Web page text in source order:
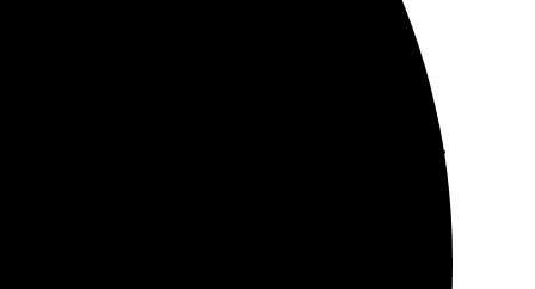
– через пару дней забрала. Качество на высоте,